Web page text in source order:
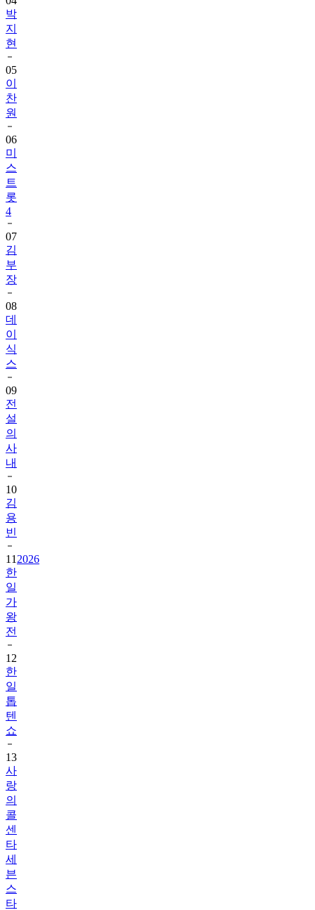
박
지
현
05
이
찬
원
06
미
스
트
롯
4
07
김
부
장
08
데
이
식
스
09
전
설
의
사
내
10
김
용
빈
11 2026
한
일
가
왕
전
12
한
일
톱
텐
쇼
13
사
랑
의
콜
센
타
세
븐
스
타